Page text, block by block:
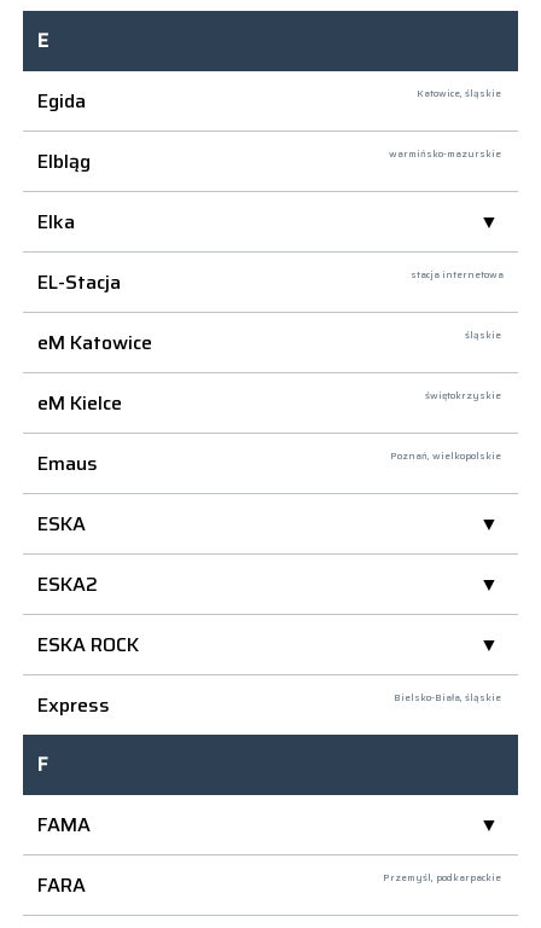
E
Egida
Katowice, śląskie
Elbląg warmińsko-mazurskie
Elka
EL-Stacja
stacja internetowa
eM Katowice śląskie
eM Kielce świętokrzyskie
Emaus Poznań, wielkopolskie
ESKA
ESKA2
ESKA ROCK
Express
Bielsko-Biała, śląskie
F
FAMA
FARA
Przemyśl, podkarpackie